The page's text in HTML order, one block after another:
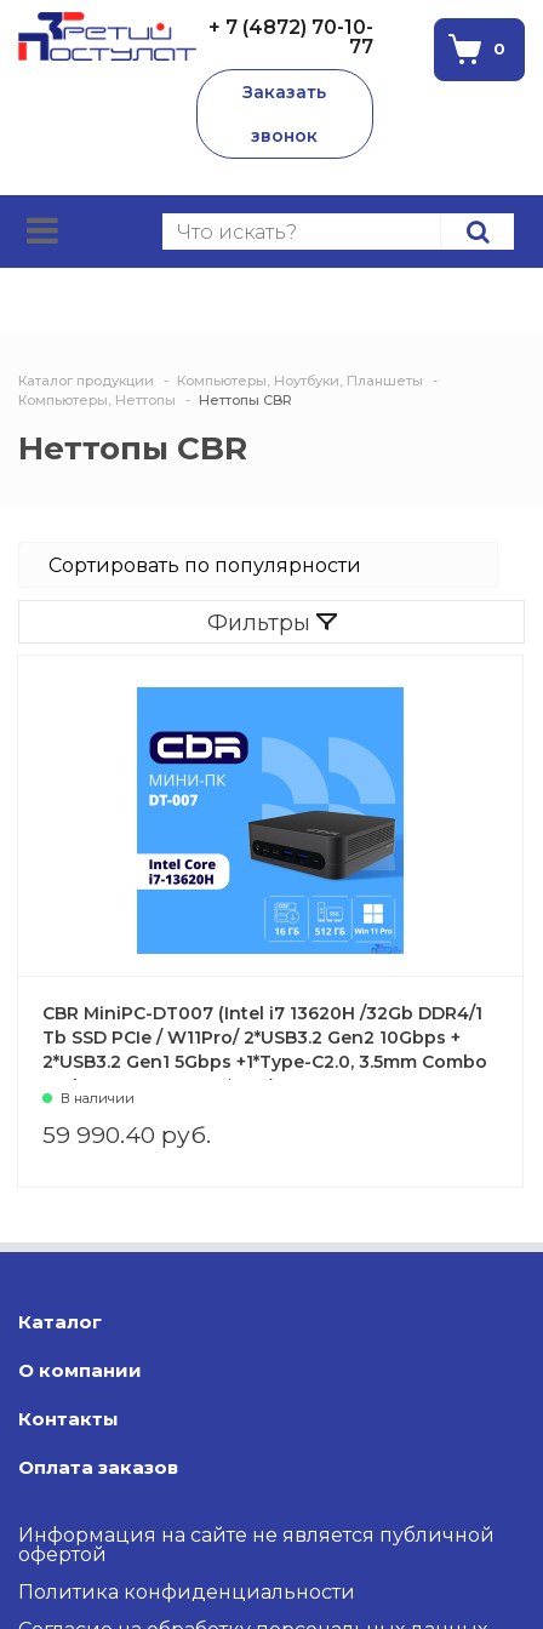
+ 7 (4872) 70-10-
77
Заказать
звонок
0
Каталог продукции
Компьютеры, Ноутбуки, Планшеты
Компьютеры, Неттопы
Неттопы CBR
Неттопы CBR
Фильтры
CBR MiniPC-DT007 (Intel i7 13620H /32Gb DDR4/1
Tb SSD PCIe / W11Pro/ 2*USB3.2 Gen2 10Gbps +
2*USB3.2 Gen1 5Gbps +1*Type-C2.0, 3.5mm Combo
Jack, RJ-45,VESA 100*100 )
В наличии
59 990.40 руб.
Каталог
О компании
Контакты
Оплата заказов
Информация на сайте не является публичной
офертой
Политика конфиденциальности